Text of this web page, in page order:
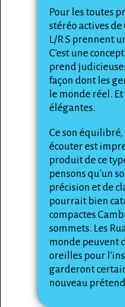
Pour les toutes
stéréo actives
L/R S prennent
C'est une
prend
façon dont les
le monde réel.
élégantes.
Ce son
écouter est
produit de ce
pensons qu'un
précision et de
pourrait bien
compactes
sommets. Les
monde peuvent
oreilles pour
garderont
nouveau